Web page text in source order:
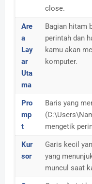
close.
Are
a
Lay
ar
Uta
ma
Bagian hitam
perintah dan
kamu akan
komputer.
Pro
mp
t
Baris yang
mengetik
Kur
sor
Garis kecil
yang
muncul saat